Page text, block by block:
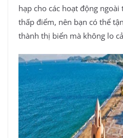
hạp cho các hoạt động
thấp điểm, nên bạn có thể
thành thị biển mà không lo